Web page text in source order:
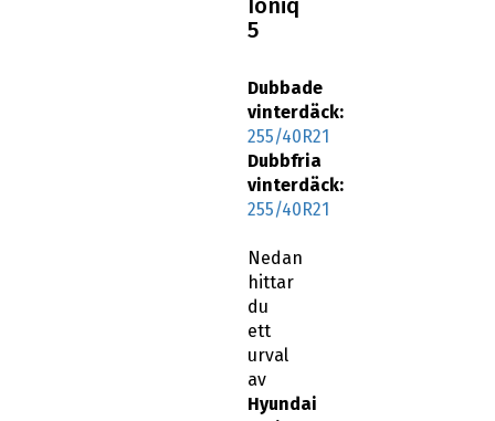
Dubbade
255/40R21
Dubbfria
vinterdäck:
255/40R21
Nedan
du
ett
urval
av
Hyundai
Ioniq
5